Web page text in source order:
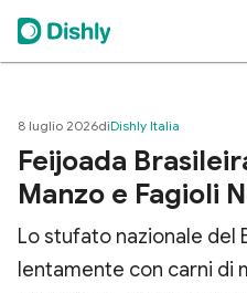
8 luglio 2026diDishly Italia
Feijoada
Manzo e Fagioli
Lo stufato nazionale del
lentamente con carni di